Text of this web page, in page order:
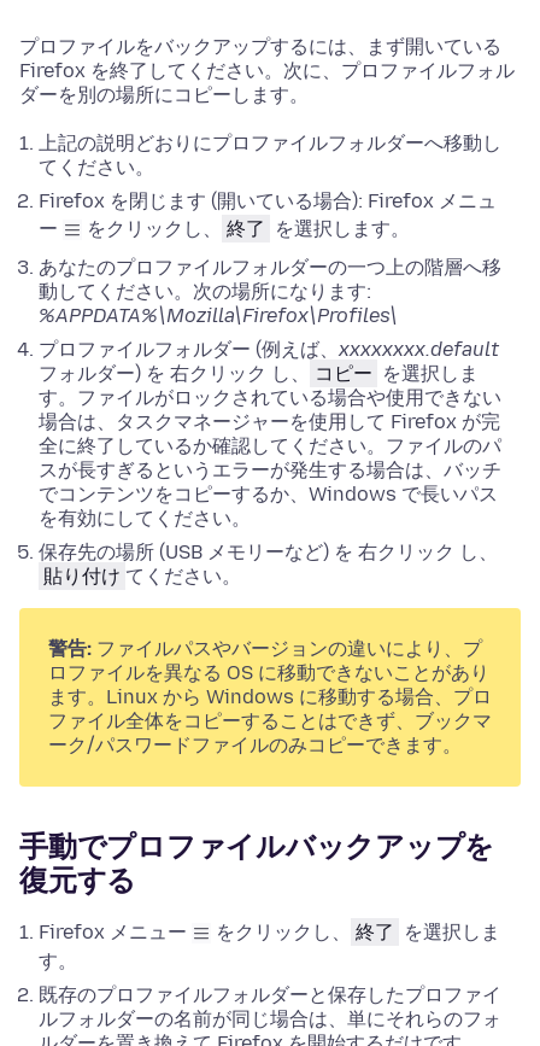
プロファイルをバックアップするには、まず開いている
Firefox を終了してください。次に、プロファイルフォル
ダーを別の場所にコピーします。
上記の説明どおりにプロファイルフォルダーへ移動し
てください。
Firefox を閉じます (開いている場合): Firefox メニュ
ー
をクリックし、 終了
を選択します。
あなたのプロファイルフォルダーの一つ上の階層へ移
動してください。次の場所になります:
%APPDATA%\Mozilla\Firefox\Profiles\
プロファイルフォルダー (例えば、 xxxxxxxx.default
フォルダー) を 右クリック し、 コピー を選択しま
す。ファイルがロックされている場合や使用できない
場合は、
タスクマネージャーを使用して Firefox が完
全に終了しているか確認してください。ファイルのパ
スが長すぎるというエラーが発生する場合は、バッチ
でコンテンツをコピーするか、Windows で長いパス
を有効にしてください。
保存先の場所 (USB メモリーなど) を 右クリック し、
貼り付け てください。
警告: ファイルパスやバージョンの違いにより、プ
ロファイルを異なる OS に移動できないことがあり
ます。Linux から Windows に移動する場合、プロ
ファイル全体をコピーすることはできず、ブックマ
ーク/パスワードファイルのみコピーできます。
手動でプロファイルバックアップを
復元する
Firefox メニュー をクリックし、 終了
を選択しま
す。
既存のプロファイルフォルダーと保存したプロファイ
ルフォルダーの名前が同じ場合は、単にそれらのフォ